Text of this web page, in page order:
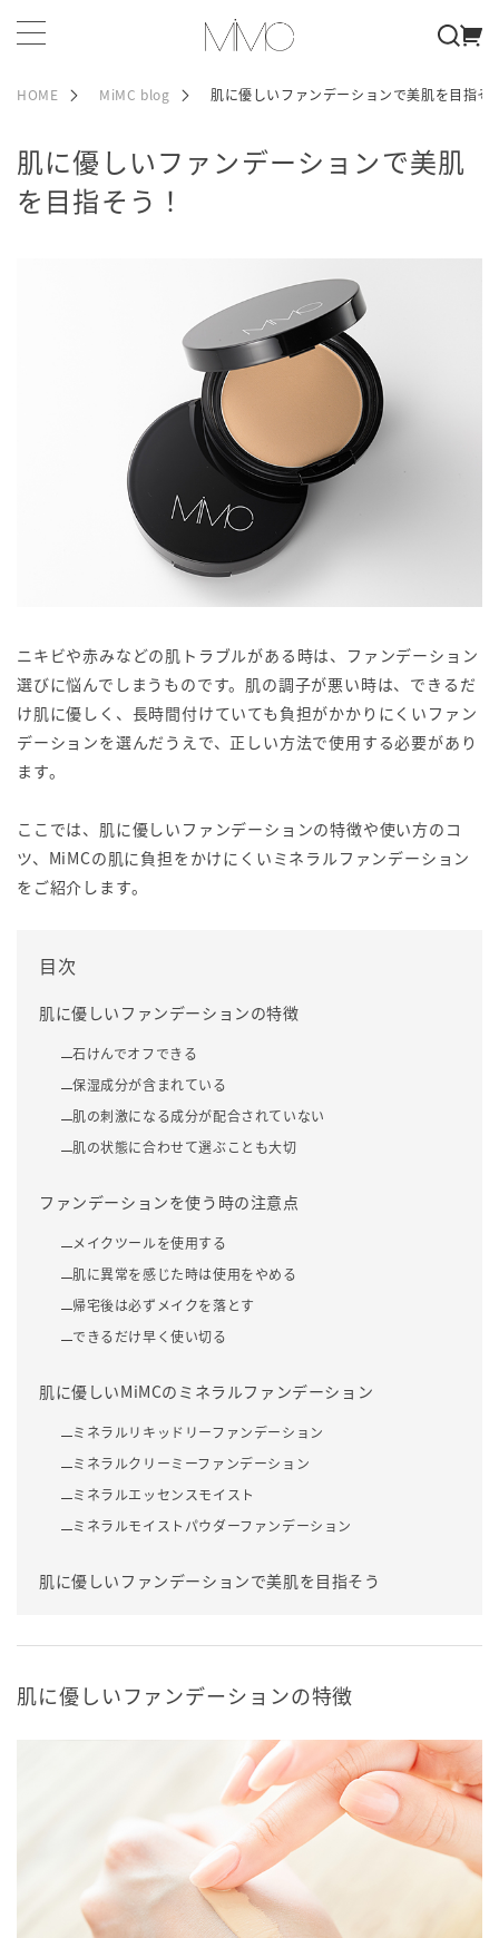
HOME MiMC blog 肌に優しいファンデーションで美肌を目指そ
肌に優しいファンデーションで美肌
を目指そう！
ニキビや赤みなどの肌トラブルがある時は、ファンデーション
選びに悩んでしまうものです。肌の調子が悪い時は、できるだ
け肌に優しく、長時間付けていても負担がかかりにくいファン
デーションを選んだうえで、正しい方法で使用する必要があり
ます。
ここでは、肌に優しいファンデーションの特徴や使い方のコ
ツ、MiMCの肌に負担をかけにくいミネラルファンデーション
をご紹介します。
目次
肌に優しいファンデーションの特徴
石けんでオフできる
保湿成分が含まれている
肌の刺激になる成分が配合されていない
肌の状態に合わせて選ぶことも大切
ファンデーションを使う時の注意点
メイクツールを使用する
肌に異常を感じた時は使用をやめる
帰宅後は必ずメイクを落とす
できるだけ早く使い切る
肌に優しいMiMCのミネラルファンデーション
ミネラルリキッドリーファンデーション
ミネラルクリーミーファンデーション
ミネラルエッセンスモイスト
ミネラルモイストパウダーファンデーション
肌に優しいファンデーションで美肌を目指そう
肌に優しいファンデーションの特徴